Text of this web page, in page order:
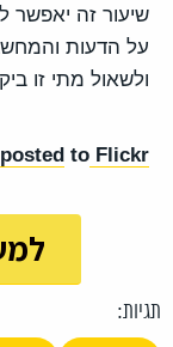
שיעור זה יאפשר
על הדעות
ולשאול מתי זו
posted to Flickr
תגיות: